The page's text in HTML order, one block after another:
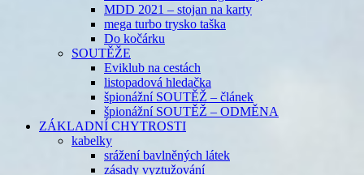
MDD 2021 – stojan na karty
mega turbo trysko taška
Do kočárku
SOUTĚŽE
Eviklub na cestách
listopadová hledačka
špionážní SOUTĚŽ – článek
špionážní SOUTĚŽ – ODMĚNA
ZÁKLADNÍ CHYTROSTI
kabelky
srážení bavlněných látek
zásady vyztužování